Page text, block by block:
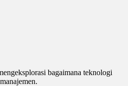
bagaimana teknologi